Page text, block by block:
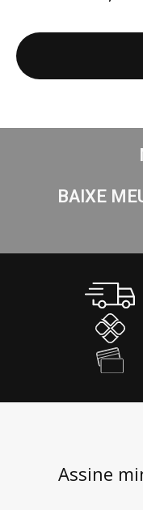
BAIXE
Assine